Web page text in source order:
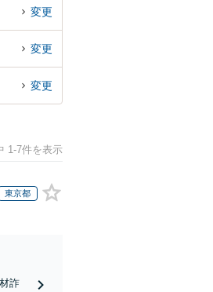
変更
変更
変更
1-7件を表示
東京都
詐